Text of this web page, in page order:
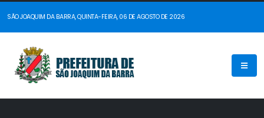
SÃO JOAQUIM DA BARRA, QUINTA-FEIRA, 06 DE AGOSTO DE 2026